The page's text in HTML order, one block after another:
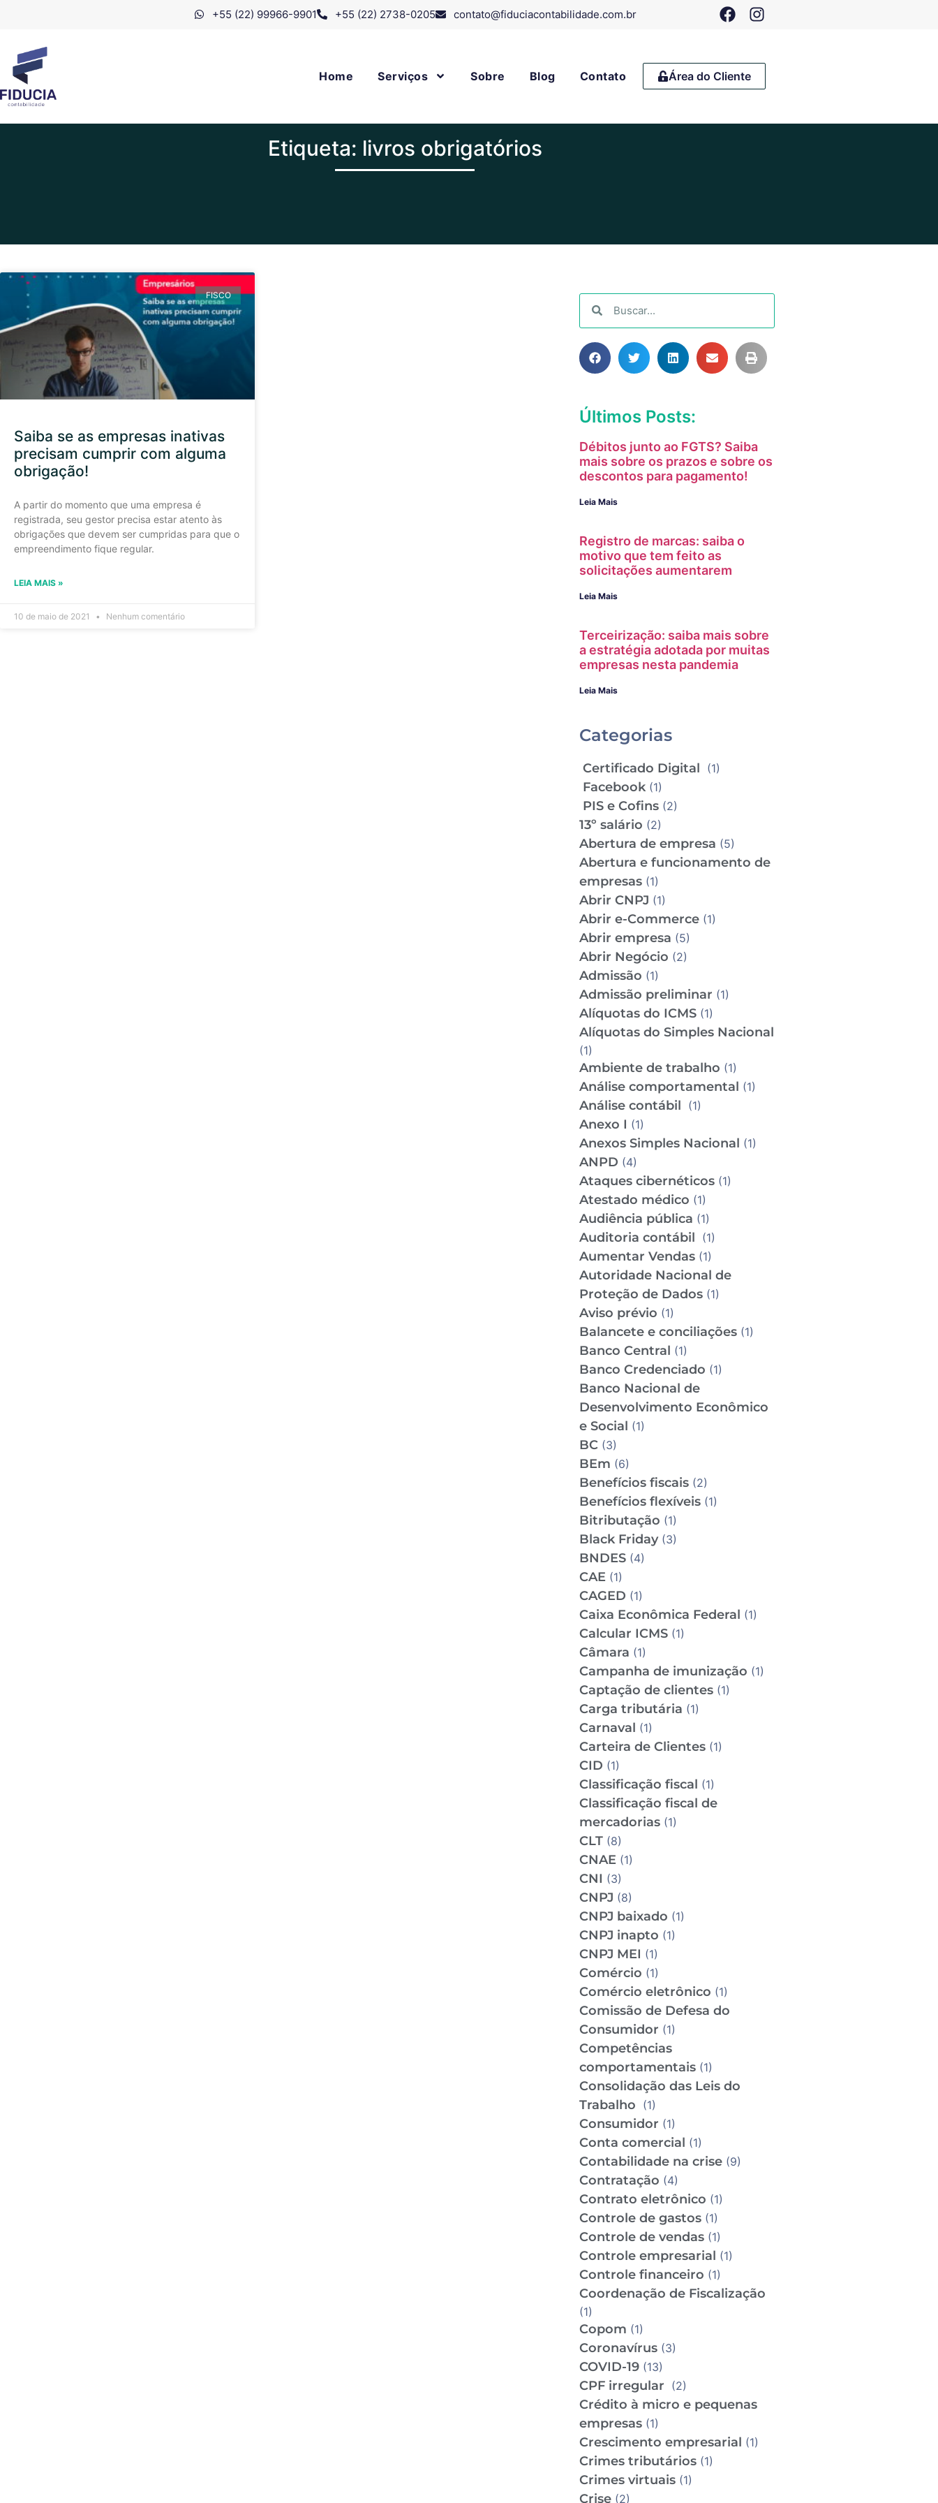
+55 (22) 99966-9901 +55 (22) 2738-0205 contato@fiduciacontabilidade.com.br
Home Serviços Sobre Blog Contato Área do Cliente
Etiqueta: livros obrigatórios
FISCO
Saiba se as empresas inativas
precisam cumprir com alguma
obrigação!
A partir do momento que uma empresa é
registrada, seu gestor precisa estar atento às
obrigações que devem ser cumpridas para que o
empreendimento fique regular.
LEIA MAIS »
10 de maio de 2021 Nenhum comentário
Últimos Posts:
Débitos junto ao FGTS? Saiba
mais sobre os prazos e sobre os
descontos para pagamento!
Leia Mais
Registro de marcas: saiba o
motivo que tem feito as
solicitações aumentarem
Leia Mais
Terceirização: saiba mais sobre
a estratégia adotada por muitas
empresas nesta pandemia
Leia Mais
Categorias
Certificado Digital (1)
Facebook(1)
PIS e Cofins(2)
13º salário (2)
Abertura de empresa (5)
Abertura e funcionamento de
empresas(1)
Abrir CNPJ (1)
Abrir e-Commerce(1)
Abrir empresa (5)
Abrir Negócio (2)
Admissão (1)
Admissão preliminar (1)
Alíquotas do ICMS(1)
Alíquotas do Simples Nacional
(1)
Ambiente de trabalho (1)
Análise comportamental (1)
Análise contábil (1)
Anexo I (1)
Anexos Simples Nacional (1)
ANPD (4)
Ataques cibernéticos(1)
Atestado médico (1)
Audiência pública (1)
Auditoria contábil (1)
Aumentar Vendas(1)
Autoridade Nacional de
Proteção de Dados(1)
Aviso prévio (1)
Balancete e conciliações(1)
Banco Central (1)
Banco Credenciado (1)
Banco Nacional de
Desenvolvimento Econômico
e Social (1)
BC(3)
BEm (6)
Benefícios fiscais(2)
Benefícios flexíveis(1)
Bitributação (1)
Black Friday(3)
BNDES(4)
CAE (1)
CAGED (1)
Caixa Econômica Federal (1)
Calcular ICMS(1)
Câmara (1)
Campanha de imunização (1)
Captação de clientes(1)
Carga tributária (1)
Carnaval (1)
Carteira de Clientes(1)
CID (1)
Classificação fiscal (1)
Classificação fiscal de
mercadorias(1)
CLT(8)
CNAE (1)
CNI (3)
CNPJ (8)
CNPJ baixado (1)
CNPJ inapto (1)
CNPJ MEI (1)
Comércio (1)
Comércio eletrônico (1)
Comissão de Defesa do
Consumidor (1)
Competências
comportamentais(1)
Consolidação das Leis do
Trabalho (1)
Consumidor (1)
Conta comercial (1)
Contabilidade na crise(9)
Contratação (4)
Contrato eletrônico (1)
Controle de gastos(1)
Controle de vendas(1)
Controle empresarial (1)
Controle financeiro (1)
Coordenação de Fiscalização
(1)
Copom (1)
Coronavírus(3)
COVID-19(13)
CPF irregular (2)
Crédito à micro e pequenas
empresas(1)
Crescimento empresarial (1)
Crimes tributários(1)
Crimes virtuais(1)
Crise(2)